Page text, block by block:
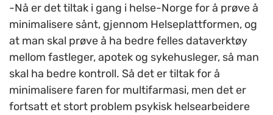
-Nå er det tiltak i gang i helse-Norge for å prøve å
minimalisere sånt, gjennom Helseplattformen, og
at man skal prøve å ha bedre felles dataverktøy
mellom fastleger, apotek og sykehusleger, så man
skal ha bedre kontroll. Så det er tiltak for å
minimalisere faren for multifarmasi, men det er
fortsatt et stort problem psykisk helsearbeidere